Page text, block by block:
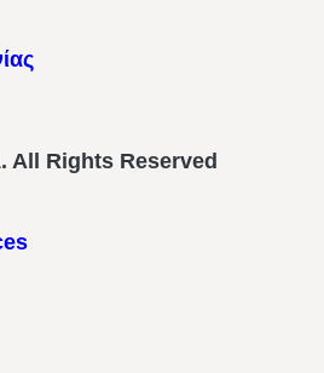
All Rights Reserved